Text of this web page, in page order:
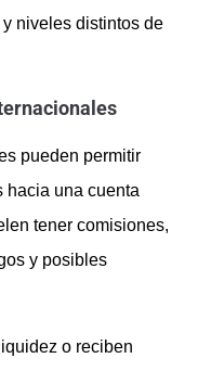
niveles distintos de
pueden permitir
hacia una cuenta
tener comisiones,
y posibles
o reciben